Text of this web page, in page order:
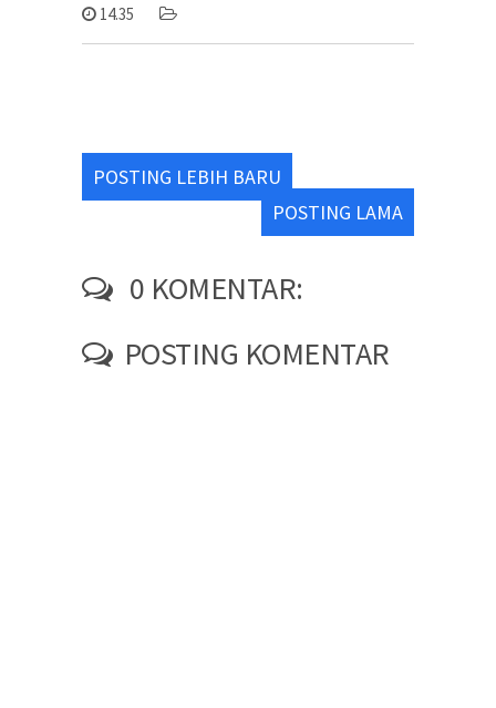
14.35
POSTING LEBIH BARU
POSTING LAMA
0 KOMENTAR:
POSTING KOMENTAR